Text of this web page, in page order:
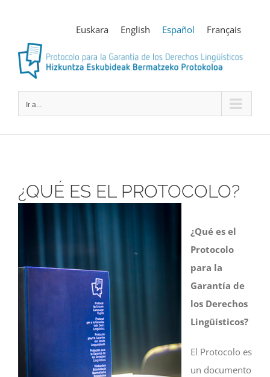
contenido
Euskara English Español Français
Ir a...
¿QUÉ ES EL PROTOCOLO?
¿Qué es el
Protocolo
para la
Garantía de
los Derechos
Lingüísticos?
El Protocolo es
un documento